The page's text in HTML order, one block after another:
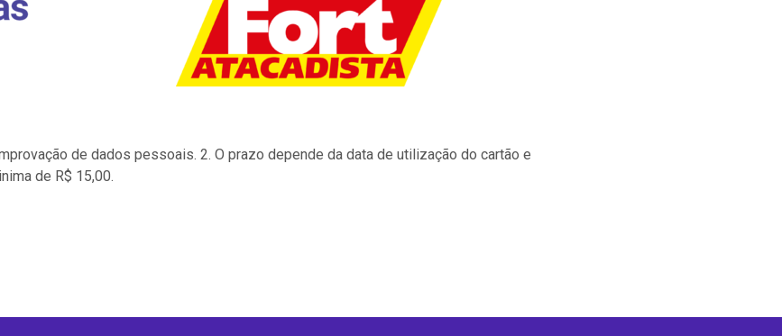
de dados pessoais. 2. O prazo depende da data de utilização do cartão e
de R$ 15,00.